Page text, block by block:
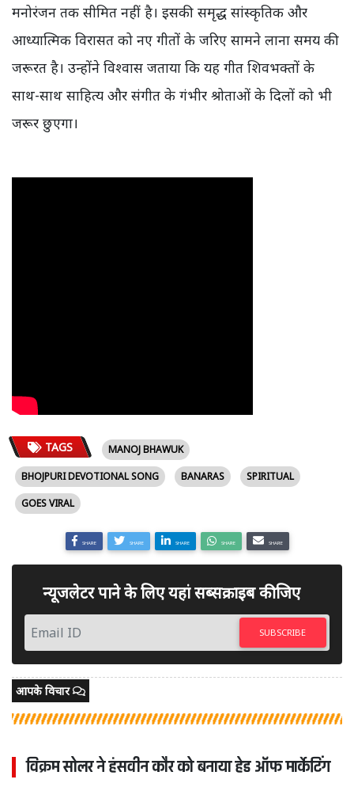
मनोरंजन तक सीमित नहीं है। इसकी समृद्ध सांस्कृतिक और
आध्यात्मिक विरासत को नए गीतों के जरिए सामने लाना समय की
जरूरत है। उन्होंने विश्वास जताया कि यह गीत शिवभक्तों के
साथ-साथ साहित्य और संगीत के गंभीर श्रोताओं के दिलों को भी
जरूर छुएगा।
TAGS
MANOJ BHAWUK
BHOJPURI DEVOTIONAL SONG
BANARAS
SPIRITUAL
GOES VIRAL
SHARE SHARE SHARE SHARE SHARE
न्यूजलेटर पाने के लिए यहां सब्सक्राइब कीजिए
SUBSCRIBE
आपके विचार
विक्रम सोलर ने हंसवीन कौर को बनाया हेड ऑफ मार्केटिंग